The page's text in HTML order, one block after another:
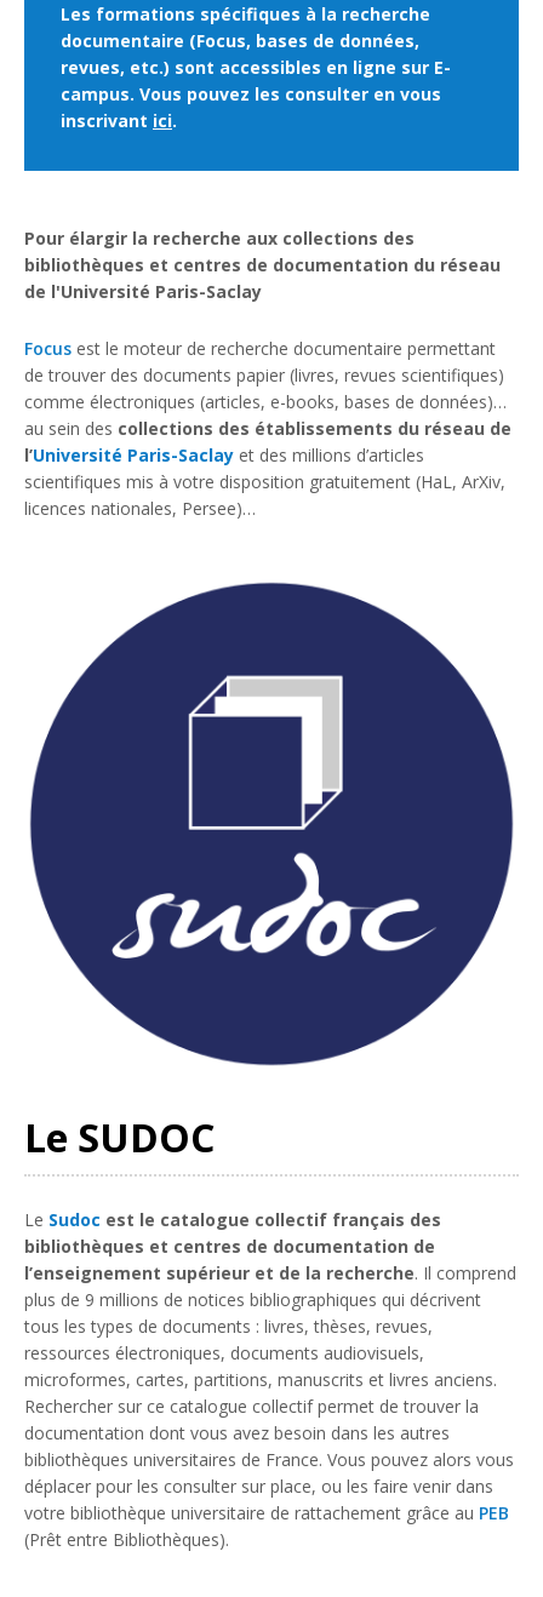
Les formations spécifiques à la recherche
documentaire (Focus, bases de données,
revues, etc.) sont accessibles en ligne sur E-
campus. Vous pouvez les consulter en vous
inscrivant ici.
Pour élargir la recherche aux collections des
bibliothèques et centres de documentation du réseau
de l'Université Paris-Saclay
Focus est le moteur de recherche documentaire permettant
de trouver des documents papier (livres, revues scientifiques)
comme électroniques (articles, e-books, bases de données)…
au sein des collections des établissements du réseau de
l’Université Paris-Saclay et des millions d’articles
scientifiques mis à votre disposition gratuitement (HaL, ArXiv,
licences nationales, Persee)…
Le SUDOC
Le Sudoc est le catalogue collectif français des
bibliothèques et centres de documentation de
l’enseignement supérieur et de la recherche. Il comprend
plus de 9 millions de notices bibliographiques qui décrivent
tous les types de documents : livres, thèses, revues,
ressources électroniques, documents audiovisuels,
microformes, cartes, partitions, manuscrits et livres anciens.
Rechercher sur ce catalogue collectif permet de trouver la
documentation dont vous avez besoin dans les autres
bibliothèques universitaires de France. Vous pouvez alors vous
déplacer pour les consulter sur place, ou les faire venir dans
votre bibliothèque universitaire de rattachement grâce au PEB
(Prêt entre Bibliothèques).